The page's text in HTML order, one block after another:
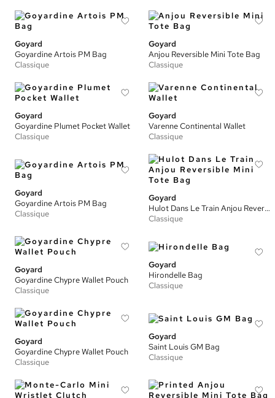
Goyard
Goyardine Artois PM Bag
Classique
Goyard
Anjou Reversible Mini Tote Bag
Classique
Goyard
Goyardine Plumet Pocket Wallet
Classique
Goyard
Varenne Continental Wallet
Classique
Goyard
Goyardine Artois PM Bag
Classique
Goyard
Hulot Dans Le Train Anjou Reversible Mini Tote Bag
Classique
Goyard
Goyardine Chypre Wallet Pouch
Classique
Goyard
Hirondelle Bag
Classique
Goyard
Goyardine Chypre Wallet Pouch
Classique
Goyard
Saint Louis GM Bag
Classique